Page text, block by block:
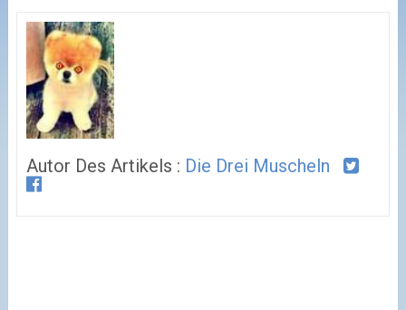
Autor Des Artikels : Die Drei Muscheln